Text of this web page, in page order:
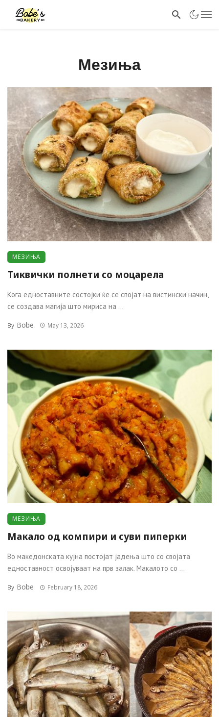
Мезиња
МЕЗИЊА
Тиквички полнети со моцарела
Кога едноставните состојки ќе се спојат на вистински начин,
се создава магија што мириса на ...
By Bobe May 13, 2026
МЕЗИЊА
Макало од компири и суви пиперки
Во македонската кујна постојат јадења што со својата
едноставност освојуваат на прв залак. Макалото со ...
By Bobe February 18, 2026